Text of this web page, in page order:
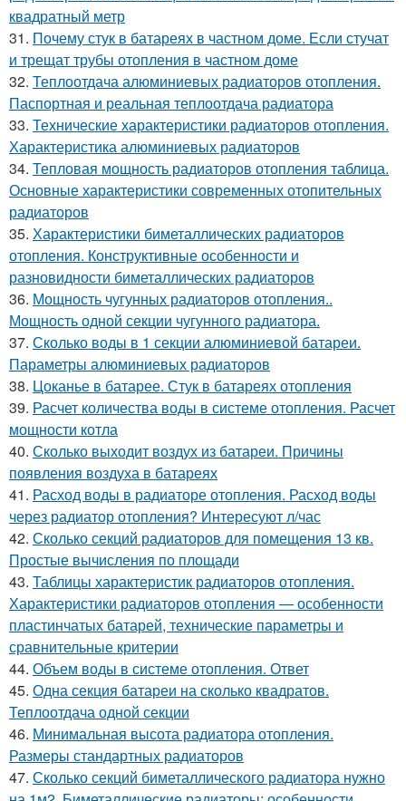
квадратный метр
31. Почему стук в батареях в частном доме. Если стучат
и трещат трубы отопления в частном доме
32. Теплоотдача алюминиевых радиаторов отопления.
Паспортная и реальная теплоотдача радиатора
33. Технические характеристики радиаторов отопления.
Характеристика алюминиевых радиаторов
34. Тепловая мощность радиаторов отопления таблица.
Основные характеристики современных отопительных
радиаторов
35. Характеристики биметаллических радиаторов
отопления. Конструктивные особенности и
разновидности биметаллических радиаторов
36. Мощность чугунных радиаторов отопления..
Мощность одной секции чугунного радиатора.
37. Сколько воды в 1 секции алюминиевой батареи.
Параметры алюминиевых радиаторов
38. Цоканье в батарее. Стук в батареях отопления
39. Расчет количества воды в системе отопления. Расчет
мощности котла
40. Сколько выходит воздух из батареи. Причины
появления воздуха в батареях
41. Расход воды в радиаторе отопления. Расход воды
через радиатор отопления? Интересуют л/час
42. Сколько секций радиаторов для помещения 13 кв.
Простые вычисления по площади
43. Таблицы характеристик радиаторов отопления.
Характеристики радиаторов отопления — особенности
пластинчатых батарей, технические параметры и
сравнительные критерии
44. Объем воды в системе отопления. Ответ
45. Одна секция батареи на сколько квадратов.
Теплоотдача одной секции
46. Минимальная высота радиатора отопления.
Размеры стандартных радиаторов
47. Сколько секций биметаллического радиатора нужно